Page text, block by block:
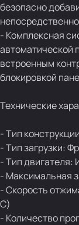
безопасно
- Комплексная
автоматической
встроенным
блокировкой
Технические
- Тип
- Тип загрузки:
- Тип двигателя:
- Максимальная
- Скорость
C)
- Количество